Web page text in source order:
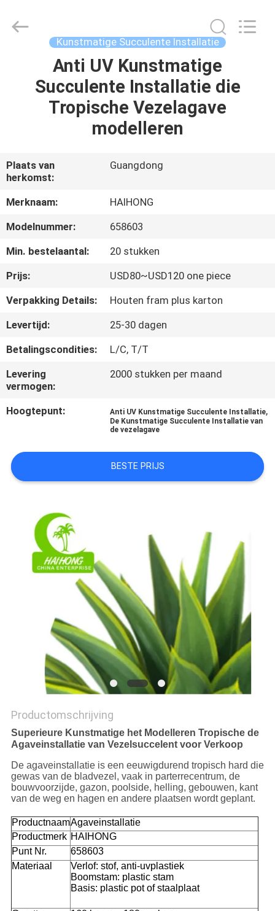
PRODUCTEN
OVER
ONS
FABRIEKSTOCHT
KWALITEITSCONTROLE
NEEM
CONTACT
ONS
OP
GEVALLEN
OFFERTE
AANVRAGEN
PRIVACYBELEID
Factory.
Kunstmatige Succulente Installatie
Anti UV Kunstmatige
Succulente Installatie die
Tropische Vezelagave
modelleren
Plaats van
herkomst:
Guangdong
Merknaam:
HAIHONG
Modelnummer:
658603
Min. bestelaantal:
20 stukken
Prijs:
USD80~USD120 one piece
Verpakking Details:
Houten fram plus karton
Levertijd:
25-30 dagen
Betalingscondities:
L/C, T/T
Levering
vermogen:
2000 stukken per maand
Hoogtepunt: Anti UV Kunstmatige Succulente Installatie,
De Kunstmatige Succulente Installatie van
de vezelagave
BESTE PRIJS
Productomschrijving
Superieure Kunstmatige het Modelleren Tropische de
Agaveinstallatie van Vezelsuccelent voor Verkoop
De agaveinstallatie is een eeuwigdurend tropisch hard die
gewas van de bladvezel, vaak in parterrecentrum, de
bouwvoorzijde, gazon, poolside, helling, gebouwen, kant
van de weg en hagen en andere plaatsen wordt geplant.
ProductnaamAgaveinstallatie
Productmerk HAIHONG
Punt Nr.
658603
Materiaal
Verlof: stof, anti-uvplastiek
Boomstam: plastic stam
Basis: plastic pot of staalplaat